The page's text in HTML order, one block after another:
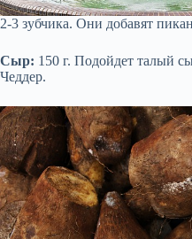
2-3 зубчика. Они добавят
Сыр: 150 г. Подойдет талый
Чеддер.